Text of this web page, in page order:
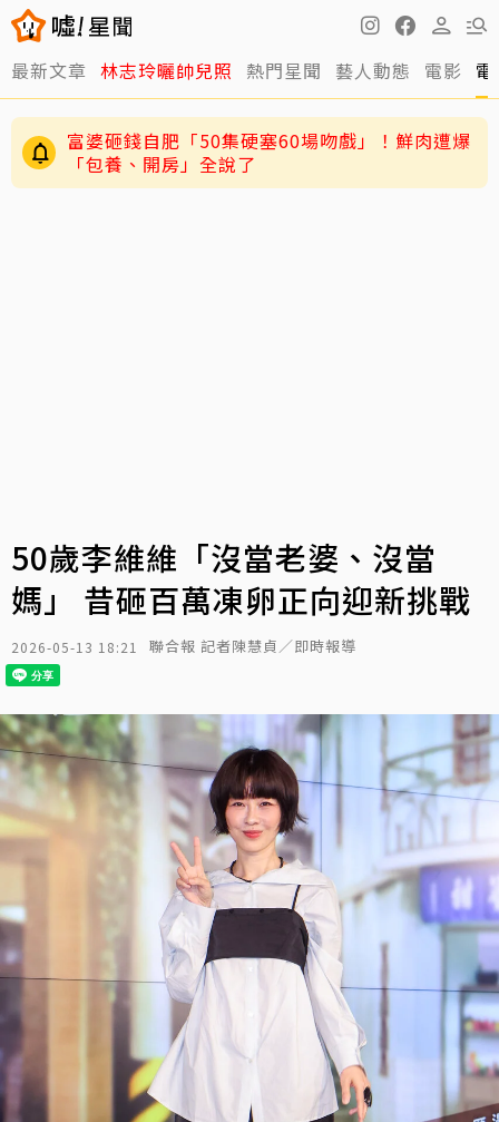
最新文章 林志玲曬帥兒照 熱門星聞 藝人動態 電影
富婆砸錢自肥「50集硬塞60場吻戲」！鮮肉遭爆
「包養、開房」全說了
50歲李維維「沒當老婆、沒當
媽」 昔砸百萬凍卵正向迎新挑戰
2026-05-13 18:21 聯合報 記者陳慧貞／即時報導